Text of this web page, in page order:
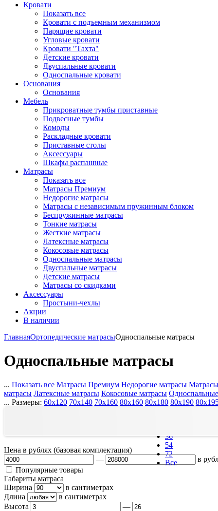
Кровати
Показать все
Кровати с подъемным механизмом
Парящие кровати
Угловые кровати
Кровати "Тахта"
Детские кровати
Двуспальные кровати
Односпальные кровати
Основания
Основания
Мебель
Прикроватные тумбы приставные
Подвесные тумбы
Комоды
Раскладные кровати
Приставные столы
Аксессуары
Шкафы распашные
Матрасы
Показать все
Матрасы Премиум
Недорогие матрасы
Матрасы с независимым пружинным блоком
Беспружинные матрасы
Тонкие матрасы
Жесткие матрасы
Латексные матрасы
Кокосовые матрасы
Односпальные матрасы
Двуспальные матрасы
Детские матрасы
Матрасы со скидками
Аксессуары
Простыни-чехлы
Акции
В наличии
ГлавнаяОртопедические матрасыОдноспальные матрасы
Односпальные матрасы
... Показать все Матрасы Премиум Недорогие матрасы
матрасы Латексные матрасы Кокосовые матрасы
... Размеры: 60x120 70x140 70x160 80x160 80x180 80x190
36
54
72
Все
Цена в рублях (базовая комплектация)
—
в
Популярные товары
Габариты матраса
Ширина
в сантиметрах
Длина
в сантиметрах
Высота
—